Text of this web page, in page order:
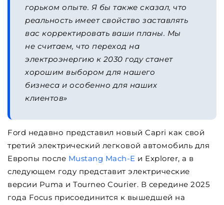
горьком опыте. Я бы также сказал, что
реальность имеет свойство заставлять
вас корректировать ваши планы. Мы
не считаем, что переход на
электроэнергию к 2030 году станет
хорошим выбором для нашего
бизнеса и особенно для наших
клиентов»
Ford недавно представил новый Capri как свой
третий электрический легковой автомобиль для
Европы после Mustang Mach-E и Explorer, а в
следующем году представит электрические
версии Puma и Tourneo Courier. В середине 2025
года Focus присоединится к вышедшей на